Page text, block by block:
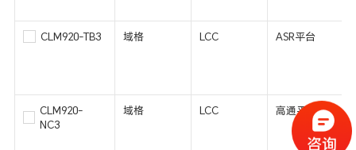
CLM920-TB3 域格 LCC ASR平台
CLM920-
NC3
域格 LCC 高通平台